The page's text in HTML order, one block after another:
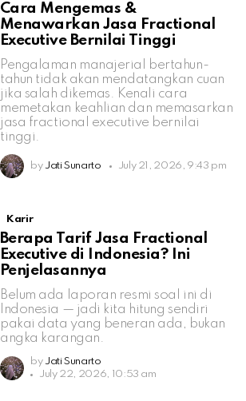
Cara Mengemas &
Menawarkan Jasa Fractional
Executive Bernilai Tinggi
Pengalaman manajerial bertahun-
tahun tidak akan mendatangkan cuan
jika salah dikemas. Kenali cara
memetakan keahlian dan memasarkan
jasa fractional executive bernilai
tinggi.
by Jati Sunarto July 21, 2026, 9:43 pm
Karir
Berapa Tarif Jasa Fractional
Executive di Indonesia? Ini
Penjelasannya
Belum ada laporan resmi soal ini di
Indonesia — jadi kita hitung sendiri
pakai data yang beneran ada, bukan
angka karangan.
by Jati Sunarto
July 22, 2026, 10:53 am